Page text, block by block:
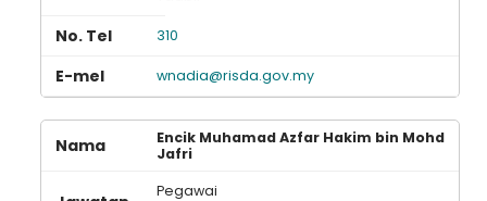
310
wnadia@risda.gov.my
Encik Muhamad Azfar Hakim bin Mohd
Jafri
Pegawai